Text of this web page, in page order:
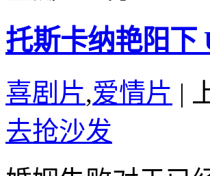
托斯卡纳艳阳下
喜剧片,爱情片 |
去抢沙发